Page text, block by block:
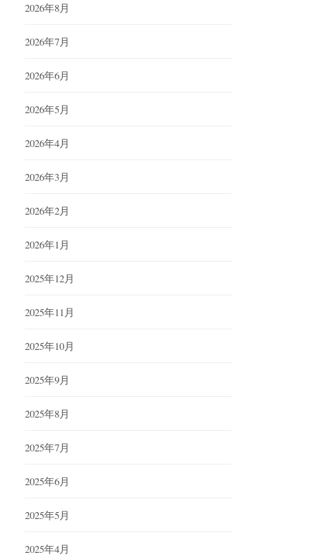
2026年8月
2026年7月
2026年6月
2026年5月
2026年4月
2026年3月
2026年2月
2026年1月
2025年12月
2025年11月
2025年10月
2025年9月
2025年8月
2025年7月
2025年6月
2025年5月
2025年4月